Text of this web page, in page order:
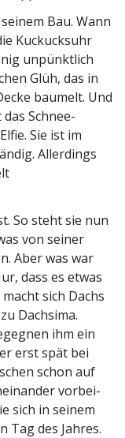
Bau. Wann
Kuckucksuhr
unpünktlich
Glüh, das in
baumelt. Und
Schnee­
Sie ist im
Aller­dings
So steht sie nun
von seiner
Aber was war
dass es etwas
sich Dachs
Dachsima.
ihm ein
erst spät bei
schon auf
vorbei­
sich in seinem
Tag des Jahres.